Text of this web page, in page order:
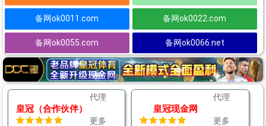
备网ok0011.com 备网ok0022.com
备网ok0055.com 备网ok0066.net
皇冠（合作伙伴）
代理
更多
皇冠现金网
代理
更多